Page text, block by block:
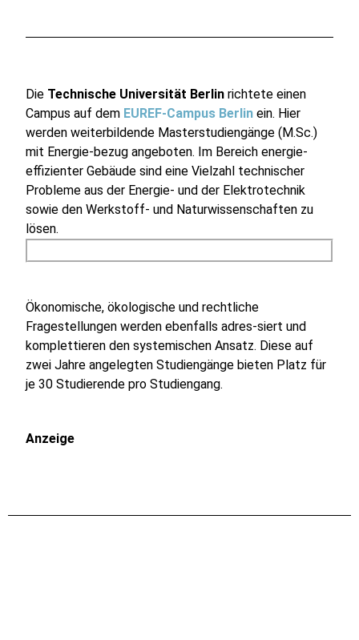
Die Technische Universität Berlin richtete einen
Campus auf dem EUREF-Campus Berlin ein. Hier
werden weiterbildende Masterstudiengänge (M.Sc.)
mit Energie-bezug angeboten. Im Bereich energie-
effizienter Gebäude sind eine Vielzahl technischer
Probleme aus der Energie- und der Elektrotechnik
sowie den Werkstoff- und Naturwissenschaften zu
lösen.
Ökonomische, ökologische und rechtliche
Fragestellungen werden ebenfalls adres-siert und
komplettieren den systemischen Ansatz. Diese auf
zwei Jahre angelegten Studiengänge bieten Platz für
je 30 Studierende pro Studiengang.
Anzeige